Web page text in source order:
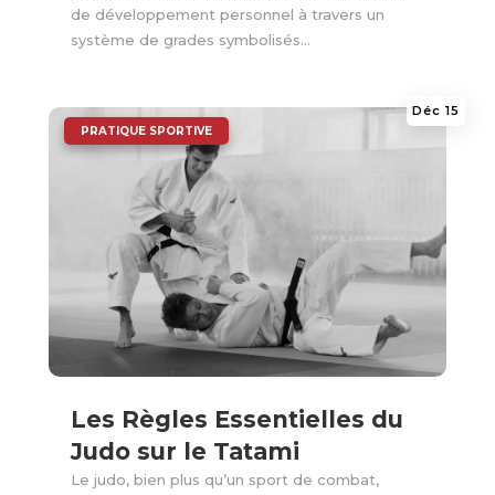
de développement personnel à travers un
système de grades symbolisés...
Les Règles Essentielles du
Judo sur le Tatami
Déc 15
PRATIQUE SPORTIVE
Le judo, bien plus qu’un sport de combat,